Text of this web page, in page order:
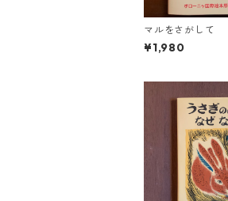
マルをさがして
¥1,980